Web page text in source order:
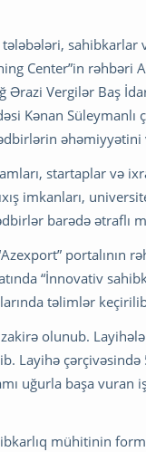
sahibkarlar
Center”in rəhbəri
Ərazi Vergilər Baş
Kənan Süleymanlı
əhəmiyyətini
startaplar və
imkanları,
barədə ətraflı
portalının
“İnnovativ
təlimlər
olunub.
Layihə çərçivəsində
uğurla başa vuran
mühitinin